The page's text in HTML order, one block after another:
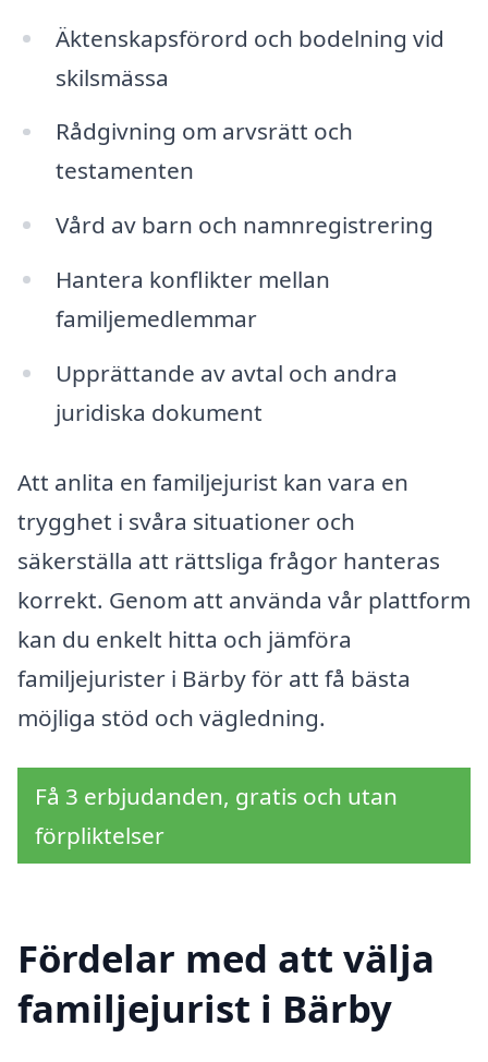
Äktenskapsförord och bodelning vid
skilsmässa
Rådgivning om arvsrätt och
testamenten
Vård av barn och namnregistrering
Hantera konflikter mellan
familjemedlemmar
Upprättande av avtal och andra
juridiska dokument
Att anlita en familjejurist kan vara en
trygghet i svåra situationer och
säkerställa att rättsliga frågor hanteras
korrekt. Genom att använda vår plattform
kan du enkelt hitta och jämföra
familjejurister i Bärby för att få bästa
möjliga stöd och vägledning.
Få 3 erbjudanden, gratis och utan
förpliktelser
Fördelar med att välja
familjejurist i Bärby